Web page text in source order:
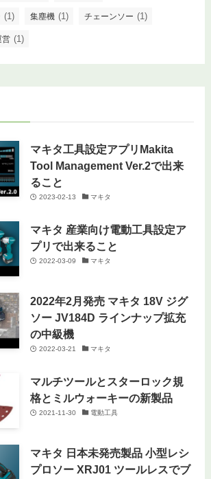
(1) 集塵機 (1) チェーンソー (1)
営 (1)
マキタ工具設定アプリMakita
Tool Management Ver.2で出来
ること
2023-02-13 マキタ
マキタ 産業向け電動工具設定ア
プリで出来ること
2022-03-09 マキタ
2022年2月発売 マキタ 18V ジグ
ソー JV184D ラインナップ拡充
の中級機
2022-03-21 マキタ
マルチツールとスターロック規
格とミルウォーキーの新製品
2021-11-30 電動工具
マキタ 日本未発売製品 小型レシ
プロソー XRJ01 ツールレスでブ